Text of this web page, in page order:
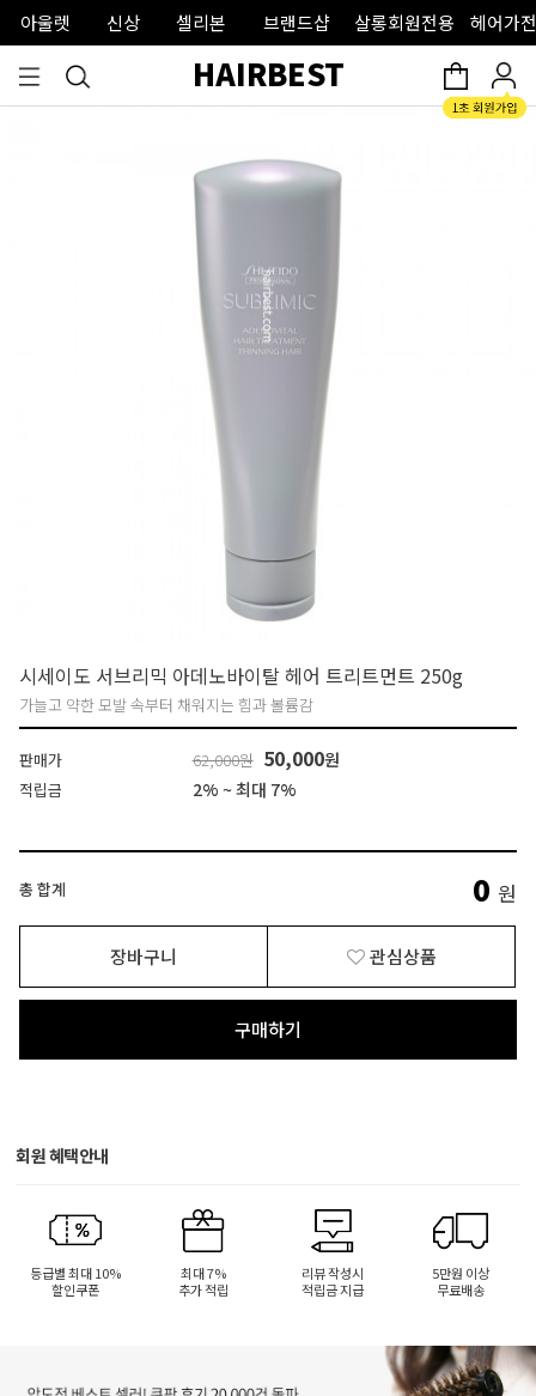
아울렛 신상 셀리본 브랜드샵 살롱회원전용 헤어가
HAIRBEST
시세이도 서브리믹 아데노바이탈 헤어 트리트먼트 250g
가늘고 약한 모발 속부터 채워지는 힘과 볼륨감
판매가 62,000원 50,000원
적립금 2% ~ 최대 7%
총 합계 0 원
장바구니 관심상품
구매하기
회원 혜택안내
등급별 최대 10%
할인쿠폰
최대 7%
추가 적립
리뷰 작성시
적립금 지급
5만원 이상
무료배송